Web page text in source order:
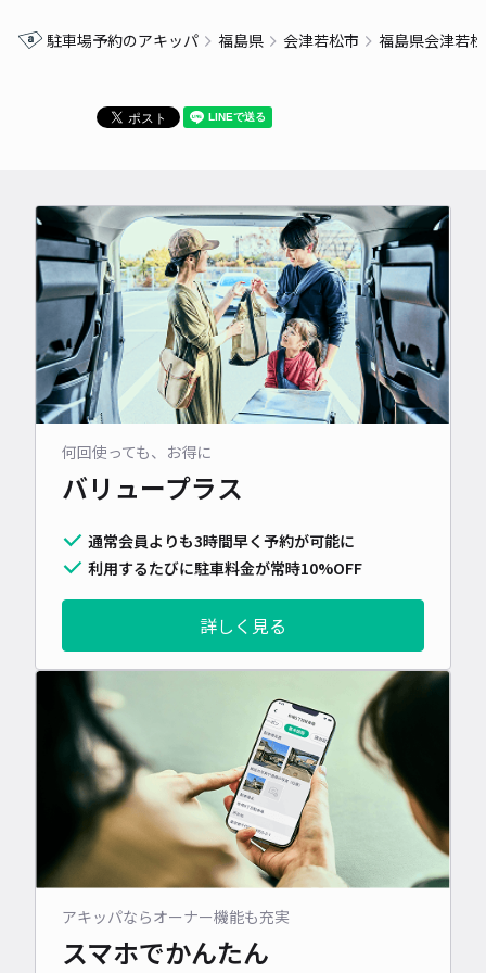
駐車場予約のアキッパ 福島県 会津若松市 福島県会津若
何回使っても、お得に
バリュープラス
通常会員よりも3時間早く予約が可能に
利用するたびに駐車料金が常時10%OFF
詳しく見る
アキッパならオーナー機能も充実
スマホでかんたん